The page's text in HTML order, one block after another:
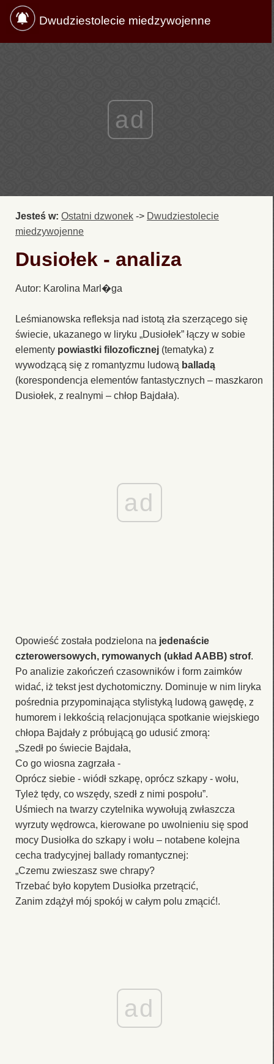
Dwudziestolecie miedzywojenne
ad
Jesteś w: Ostatni dzwonek -> Dwudziestolecie
miedzywojenne
Dusiołek - analiza
Autor: Karolina Marl�ga
Leśmianowska refleksja nad istotą zła szerzącego się
świecie, ukazanego w liryku „Dusiołek” łączy w sobie
elementy powiastki filozoficznej (tematyka) z
wywodzącą się z romantyzmu ludową balladą
(korespondencja elementów fantastycznych – maszkaron
Dusiołek, z realnymi – chłop Bajdała).
ad
Opowieść została podzielona na jedenaście
czterowersowych, rymowanych (układ AABB) strof.
Po analizie zakończeń czasowników i form zaimków
widać, iż tekst jest dychotomiczny. Dominuje w nim liryka
pośrednia przypominająca stylistyką ludową gawędę, z
humorem i lekkością relacjonująca spotkanie wiejskiego
chłopa Bajdały z próbującą go udusić zmorą:
„Szedł po świecie Bajdała,
Co go wiosna zagrzała -
Oprócz siebie - wiódł szkapę, oprócz szkapy - wołu,
Tyleż tędy, co wszędy, szedł z nimi pospołu”.
Uśmiech na twarzy czytelnika wywołują zwłaszcza
wyrzuty wędrowca, kierowane po uwolnieniu się spod
mocy Dusiołka do szkapy i wołu – notabene kolejna
cecha tradycyjnej ballady romantycznej:
„Czemu zwieszasz swe chrapy?
Trzebać było kopytem Dusiołka przetrącić,
Zanim zdążył mój spokój w całym polu zmącić!.
ad